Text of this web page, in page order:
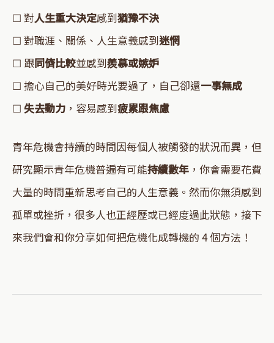
☐ 對人生重大決定感到猶豫不決
☐ 對職涯、關係、人生意義感到迷惘
☐ 跟同儕比較並感到羨慕或嫉妒
☐ 擔心自己的美好時光要過了，自己卻還一事無成
☐ 失去動力 ，容易感到疲累跟焦慮
青年危機會持續的時間因每個人被觸發的狀況而異，但
研究顯示青年危機普遍有可能持續數年 ，你會需要花費
大量的時間重新思考自己的人生意義。然而你無須感到
孤單或挫折，很多人也正經歷或已經度過此狀態，接下
來我們會和你分享如何把危機化成轉機的 4 個方法！